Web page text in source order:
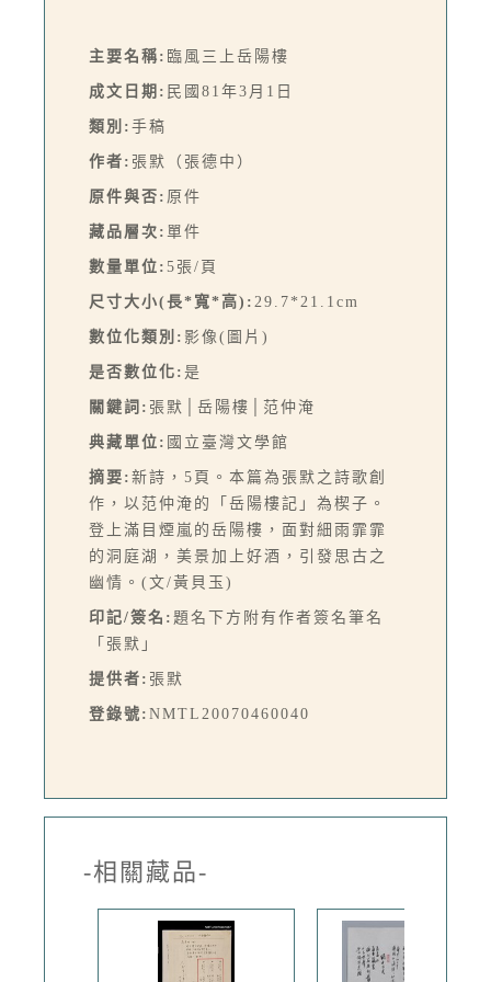
主要名稱: 臨風三上岳陽樓
成文日期: 民國81年3月1日
類別: 手稿
作者: 張默（張德中）
原件與否: 原件
藏品層次: 單件
數量單位: 5張/頁
尺寸大小(長*寬*高): 29.7*21.1cm
數位化類別: 影像(圖片)
是否數位化: 是
關鍵詞: 張默│岳陽樓│范仲淹
典藏單位: 國立臺灣文學館
摘要: 新詩，5頁。本篇為張默之詩歌創
作，以范仲淹的「岳陽樓記」為楔子。
登上滿目煙嵐的岳陽樓，面對細雨霏霏
的洞庭湖，美景加上好酒，引發思古之
幽情。(文/黃貝玉)
印記/簽名: 題名下方附有作者簽名筆名
「張默」
提供者: 張默
登錄號: NMTL20070460040
-相關藏品-